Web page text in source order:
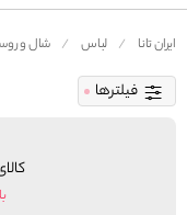
ایران تانا لباس شال و
فیلترها